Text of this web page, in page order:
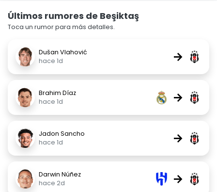
Últimos rumores de Beşiktaş
Toca un rumor para más detalles.
Dušan Vlahović
hace 1d
→
Brahim Díaz
hace 1d
→
Jadon Sancho
hace 1d
→
Darwin Núñez
hace 2d
→